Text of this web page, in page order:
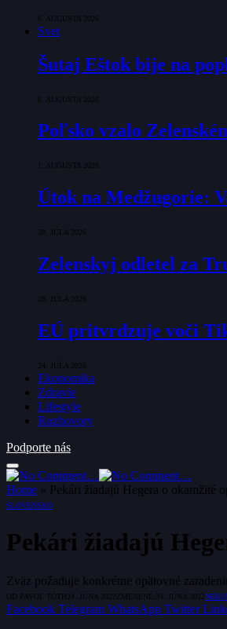
6. AUGUSTA 2026
Svet
Šutaj Eštok bije na
6. AUGUSTA 2026
Poľsko vzalo
1. AUGUSTA 2026
Útok na Medžugorie:
28. JÚLA 2026
Zelenskyj odletel za
28. JÚLA 2026
EÚ pritvrdzuje voči
24. JÚLA 2026
Ekonomika
Zdravie
Lifestyle
Rozhovory
Podporte nás
Home » Pekári žiadajú Hegera o okamžité
SLOVENSKO
Pekári žiadajú
Zväz požaduje konkrétne opätovné
OD PAVOL TÓTH 24. JÚNA 2022 ZMENENÉ: 24. JÚNA 2022
Facebook Telegram WhatsApp Twitter